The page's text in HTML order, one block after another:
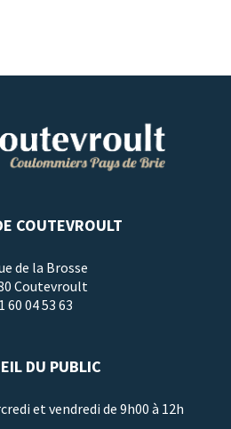
COUTEVROULT
de la Brosse
Coutevroult
60 04 53 63
DU PUBLIC
et vendredi de 9h00 à 12h